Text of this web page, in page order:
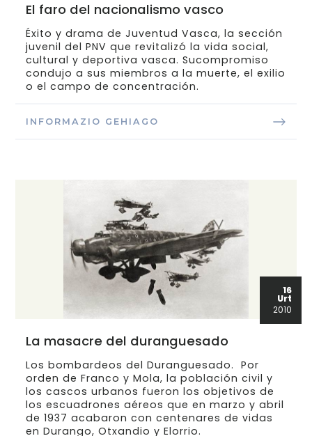
El faro del nacionalismo vasco
Éxito y drama de Juventud Vasca, la sección
juvenil del PNV que revitalizó la vida social,
cultural y deportiva vasca. Sucompromiso
condujo a sus miembros a la muerte, el exilio
o el campo de concentración.
INFORMAZIO GEHIAGO
16
Urt
2010
La masacre del duranguesado
Los bombardeos del Duranguesado. Por
orden de Franco y Mola, la población civil y
los cascos urbanos fueron los objetivos de
los escuadrones aéreos que en marzo y abril
de 1937 acabaron con centenares de vidas
en Durango, Otxandio y Elorrio.